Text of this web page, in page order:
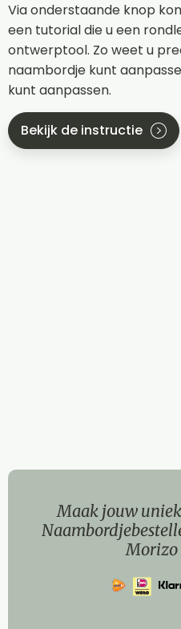
Via onderstaande knop
een tutorial die u een
ontwerptool. Zo weet u
naambordje kunt
kunt aanpassen.
Bekijk de instructie
Maak jouw
Morizo